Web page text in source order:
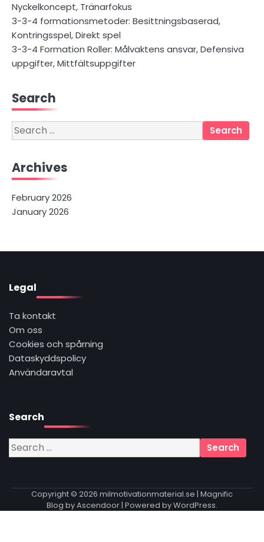
Nyckelkoncept, Tränarfokus
3-3-4 formationsmetoder: Besittningsbaserad,
Kontringsspel, Direkt spel
3-3-4 Formation Roller: Målvaktens ansvar, Defensiva
uppgifter, Mittfältsuppgifter
Search
Search
for:
Archives
February 2026
January 2026
Legal
Ta kontakt
Om oss
Cookies och spårning
Dataskyddspolicy
Användaravtal
Search
Search
for:
Copyright © 2026 milmotivationmaterial.se | Magnific
Blog byAscendoor| Powered byWordPress.